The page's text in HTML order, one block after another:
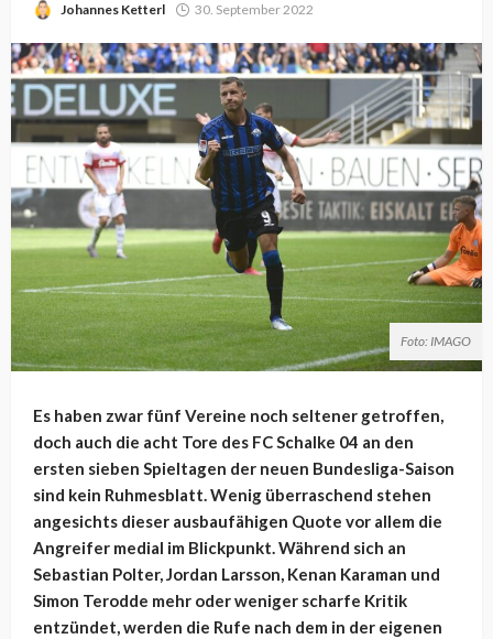
Johannes Ketterl 30. September 2022
Foto: IMAGO
Es haben zwar fünf Vereine noch seltener getroffen,
doch auch die acht Tore des FC Schalke 04 an den
ersten sieben Spieltagen der neuen Bundesliga-Saison
sind kein Ruhmesblatt. Wenig überraschend stehen
angesichts dieser ausbaufähigen Quote vor allem die
Angreifer medial im Blickpunkt. Während sich an
Sebastian Polter, Jordan Larsson, Kenan Karaman und
Simon Terodde mehr oder weniger scharfe Kritik
entzündet, werden die Rufe nach dem in der eigenen